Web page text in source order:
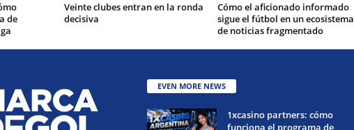
de
Veinte clubes entran en la ronda
decisiva
Cómo el aficionado informado
sigue el fútbol en un ecosistema
de noticias fragmentado
EVEN MORE NEWS
1xcasino partners: cómo
funciona el programa de